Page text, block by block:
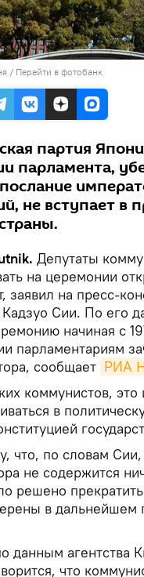
/ Перейти в фотобанк
партия
парламента,
не вступает в
Депутаты
на церемонии
заявил на пресс-
Кадзуо Сии. По его
начиная с
парламентариям
сообщает РИА
коммунистов, это
в
что, по словам
не содержится
решено
в дальнейшем
данным агентства
что